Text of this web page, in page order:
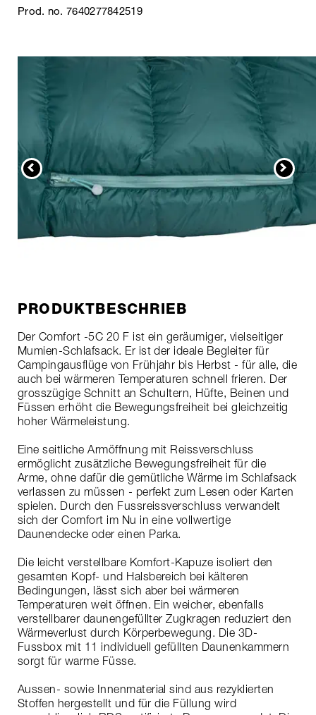
Prod. no. 7640277842519
PRODUKTBESCHRIEB
Der Comfort -5C 20 F ist ein geräumiger, vielseitiger
Mumien-Schlafsack. Er ist der ideale Begleiter für
Campingausflüge von Frühjahr bis Herbst - für alle, die
auch bei wärmeren Temperaturen schnell frieren. Der
grosszügige Schnitt an Schultern, Hüfte, Beinen und
Füssen erhöht die Bewegungsfreiheit bei gleichzeitig
hoher Wärmeleistung.
Eine seitliche Armöffnung mit Reissverschluss
ermöglicht zusätzliche Bewegungsfreiheit für die
Arme, ohne dafür die gemütliche Wärme im Schlafsack
verlassen zu müssen - perfekt zum Lesen oder Karten
spielen. Durch den Fussreissverschluss verwandelt
sich der Comfort im Nu in eine vollwertige
Daunendecke oder einen Parka.
Die leicht verstellbare Komfort-Kapuze isoliert den
gesamten Kopf- und Halsbereich bei kälteren
Bedingungen, lässt sich aber bei wärmeren
Temperaturen weit öffnen. Ein weicher, ebenfalls
verstellbarer daunengefüllter Zugkragen reduziert den
Wärmeverlust durch Körperbewegung. Die 3D-
Fussbox mit 11 individuell gefüllten Daunenkammern
sorgt für warme Füsse.
Aussen- sowie Innenmaterial sind aus rezyklierten
Stoffen hergestellt und für die Füllung wird